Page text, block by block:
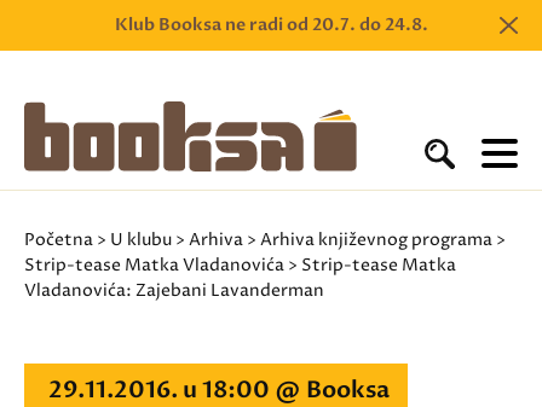
Klub Booksa ne radi od 20.7. do 24.8.
Početna > U klubu > Arhiva > Arhiva književnog programa >
Strip-tease Matka Vladanovića > Strip-tease Matka
Vladanovića: Zajebani Lavanderman
29.11.2016. u 18:00 @ Booksa